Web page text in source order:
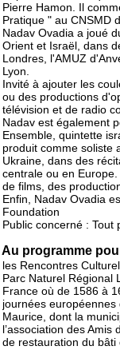
Pierre Hamon. Il
Pratique " au CNSMD
Nadav Ovadia a joué
Orient et Israël, dans
Londres, l'AMUZ
Lyon.
Invité à ajouter les
ou des productions
télévision et de radio
Nadav est également
Ensemble, quintette
produit comme soliste
Ukraine, dans des
centrale ou en
de films, des
Enfin, Nadav Ovadia
Foundation
Public concerné : Tout
Au programme
les Rencontres
Parc Naturel Régional
France où de 1586 à
journées européennes
Maurice, dont la
l’association des
de restauration du